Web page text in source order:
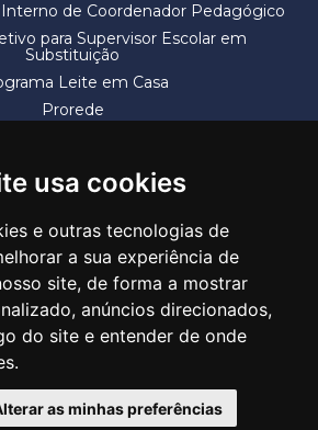
usa cookies
e outras tecnologias de
a sua experiência de
site, de forma a mostrar
anúncios direcionados,
do site e entender de onde
as minhas preferências
de Coordenador Pedagógico
para Supervisor Escolar em
Substituição
Leite em Casa
Prorede
DE EDUCAÇÃO
- Macedo - Guarulhos/SP CEP 07113-040
*55 11 2475-7300